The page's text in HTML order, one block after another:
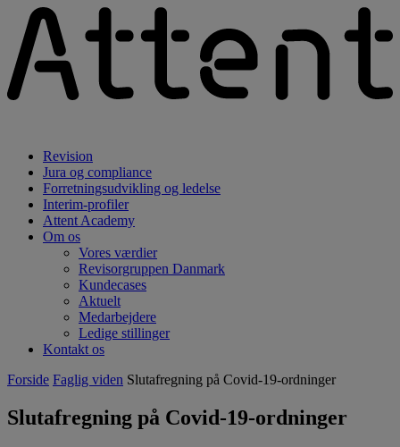
Revision
Jura og compliance
Forretningsudvikling og ledelse
Interim-profiler
Attent Academy
Om os
Vores værdier
Revisorgruppen Danmark
Kundecases
Aktuelt
Medarbejdere
Ledige stillinger
Kontakt os
Forside Faglig viden Slutafregning på Covid-19-ordninger
Slutafregning på Covid-19-ordninger